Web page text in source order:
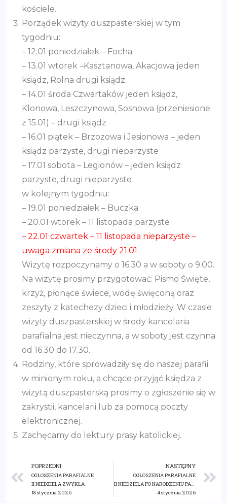
kościele.
Porządek wizyty duszpasterskiej w tym
tygodniu:
– 12.01 poniedziałek – Focha
– 13.01 wtorek –Kasztanowa, Akacjowa jeden
ksiądz, Rolna drugi ksiądz
– 14.01 środa Czwartaków jeden ksiądz,
Klonowa, Leszczynowa, Sosnowa (przeniesione
z 15.01) – drugi ksiądz
– 16.01 piątek – Brzozowa i Jesionowa – jeden
ksiądz parzyste, drugi nieparzyste
– 17.01 sobota – Legionów – jeden ksiądz
parzyste, drugi nieparzyste
w kolejnym tygodniu:
– 19.01 poniedziałek – Buczka
– 20.01 wtorek – 11 listopada parzyste
– 22.01 czwartek – 11 listopada nieparzyste –
uwaga zmiana ze środy 21.01
Wizytę rozpoczynamy o 16.30 a w soboty o 9.00.
Na wizytę prosimy przygotować: Pismo Święte,
krzyż, płonące świece, wodę święconą oraz
zeszyty z katechezy dzieci i młodzieży. W czasie
wizyty duszpasterskiej w środy kancelaria
parafialna jest nieczynna, a w soboty jest czynna
od 16.30 do 17.30.
Rodziny, które sprowadziły się do naszej parafii
w minionym roku, a chcące przyjąć księdza z
wizytą duszpasterską prosimy o zgłoszenie się w
zakrystii, kancelarii lub za pomocą poczty
elektronicznej.
Zachęcamy do lektury prasy katolickiej.
POPRZEDNI
OGŁOSZENIA PARAFIALNE
II NIEDZIELA ZWYKŁA
18 stycznia 2026
NASTĘPNY
OGŁOSZENIA PARAFIALNE
II NIEDZIELA PO NARODZENIU PAŃSKIM
4 stycznia 2026